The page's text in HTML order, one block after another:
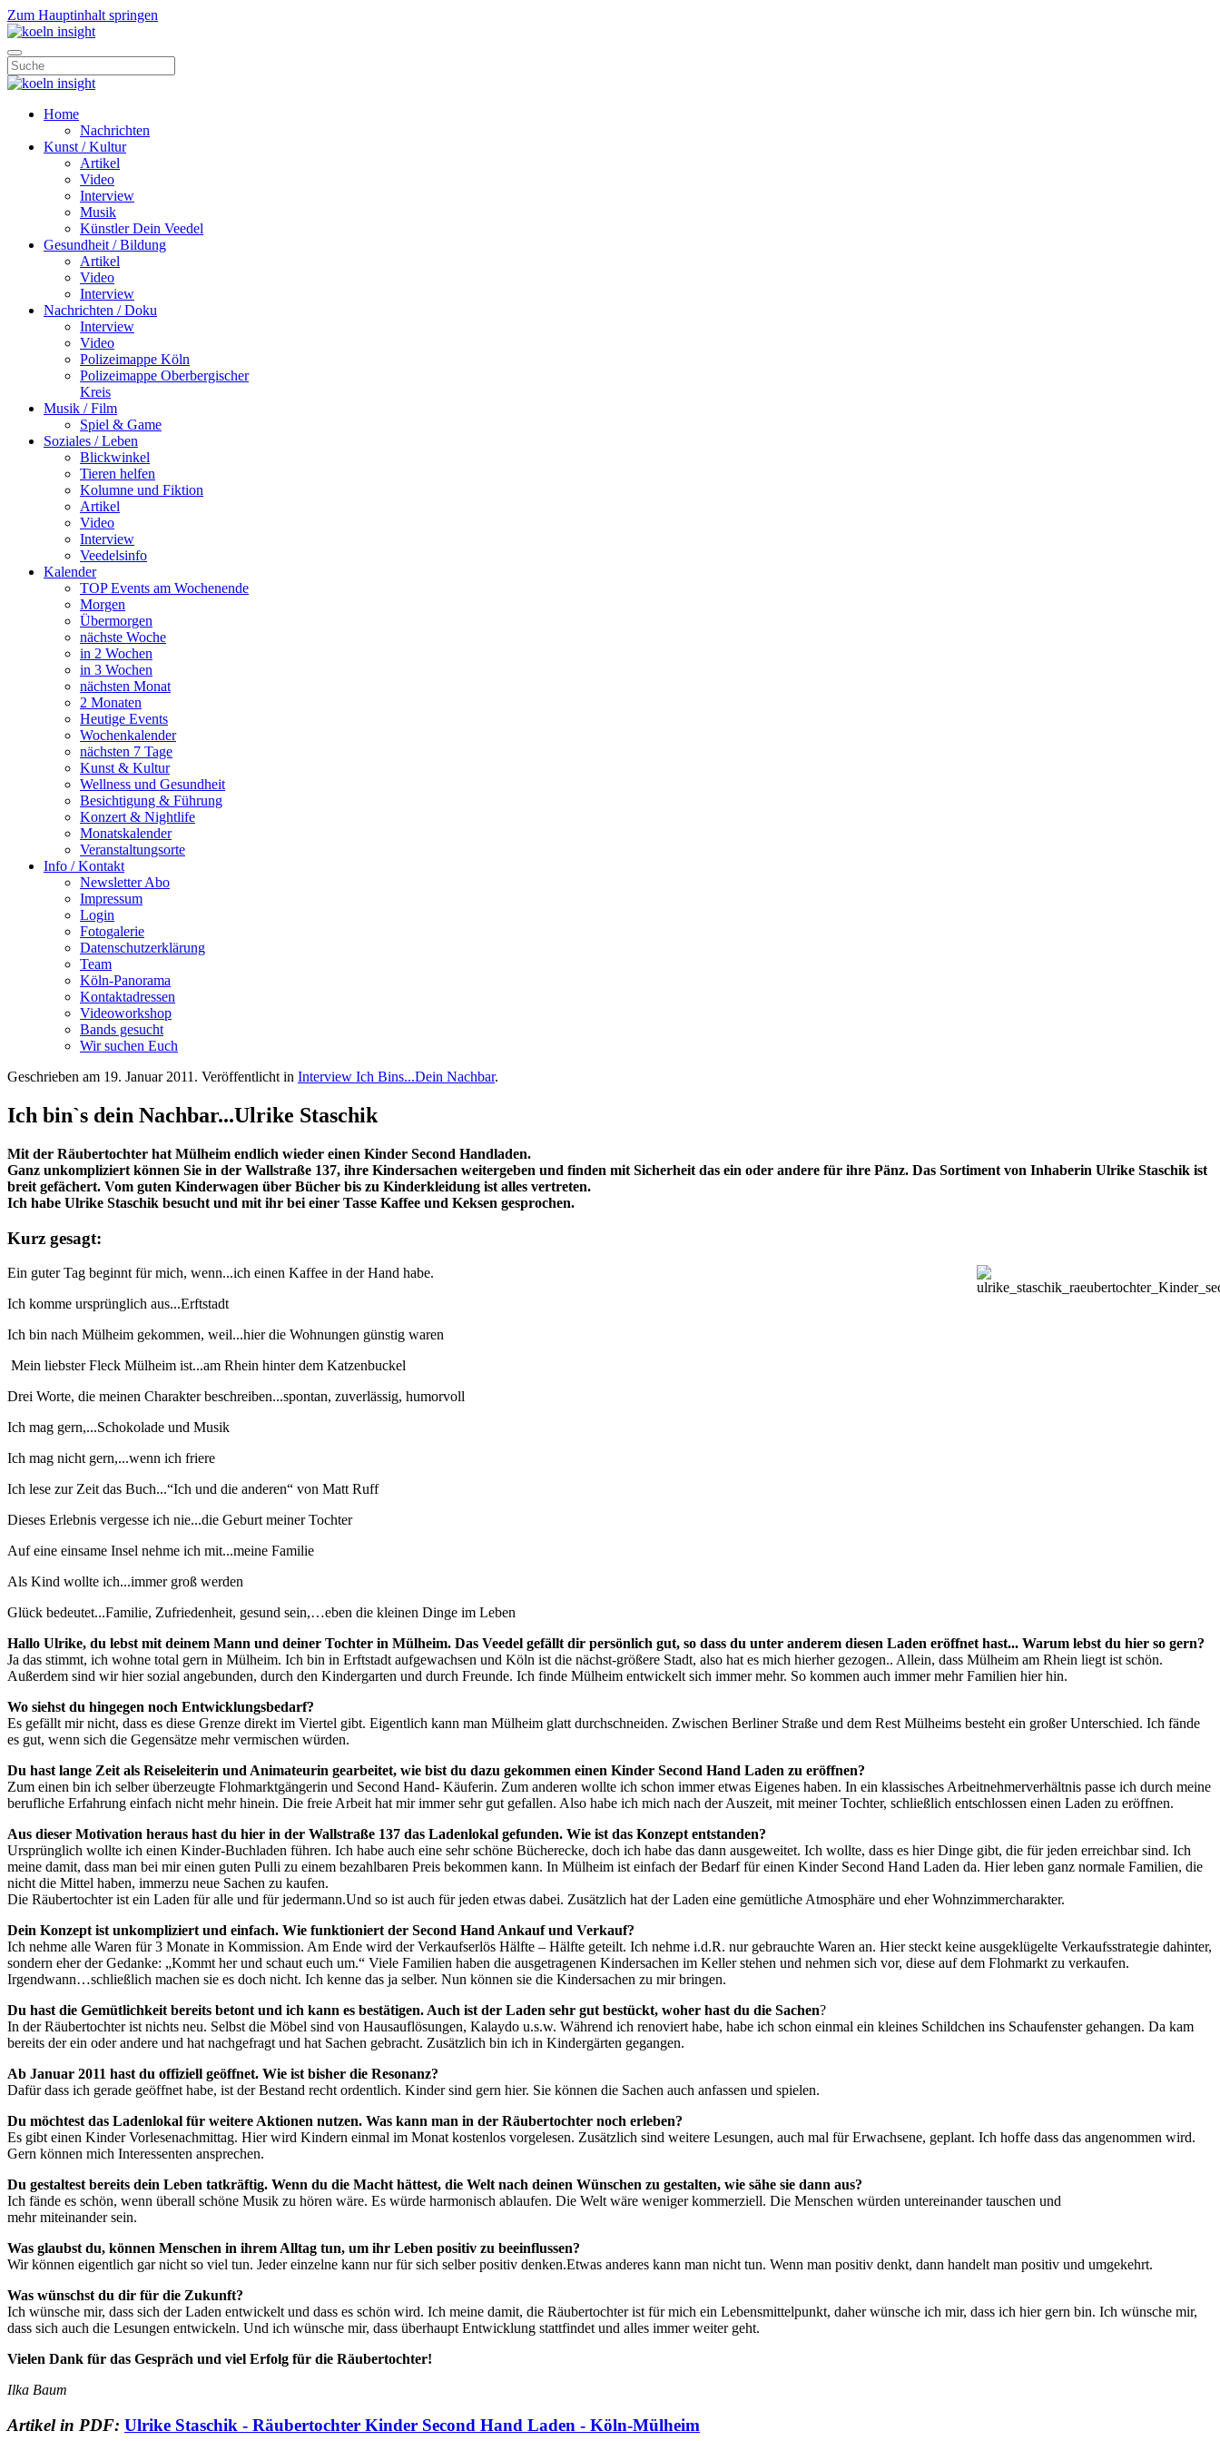
Zum Hauptinhalt springen
Home
Nachrichten
Kunst / Kultur
Artikel
Video
Interview
Musik
Künstler Dein Veedel
Gesundheit / Bildung
Artikel
Video
Interview
Nachrichten / Doku
Interview
Video
Polizeimappe Köln
Polizeimappe Oberbergischer
Kreis
Musik / Film
Spiel & Game
Soziales / Leben
Blickwinkel
Tieren helfen
Kolumne und Fiktion
Artikel
Video
Interview
Veedelsinfo
Kalender
TOP Events am Wochenende
Morgen
Übermorgen
nächste Woche
in 2 Wochen
in 3 Wochen
nächsten Monat
2 Monaten
Heutige Events
Wochenkalender
nächsten 7 Tage
Kunst & Kultur
Wellness und Gesundheit
Besichtigung & Führung
Konzert & Nightlife
Monatskalender
Veranstaltungsorte
Info / Kontakt
Newsletter Abo
Impressum
Login
Fotogalerie
Datenschutzerklärung
Team
Köln-Panorama
Kontaktadressen
Videoworkshop
Bands gesucht
Wir suchen Euch
Geschrieben am 19. Januar 2011 . Veröffentlicht in Interview Ich Bins...Dein Nachbar.
Ich bin`s dein Nachbar...Ulrike Staschik
Mit der Räubertochter hat Mülheim endlich wieder einen Kinder Second Handladen.
Ganz unkompliziert können Sie in der Wallstraße 137, ihre Kindersachen weitergeben und finden mit Sicherheit das ein oder andere für ihre Pänz. Das Sortiment von Inhaberin Ulrike Staschik ist
breit gefächert. Vom guten Kinderwagen über Bücher bis zu Kinderkleidung ist alles vertreten.
Ich habe Ulrike Staschik besucht und mit ihr bei einer Tasse Kaffee und Keksen gesprochen.
Kurz gesagt:
Ein guter Tag beginnt für mich, wenn...ich einen Kaffee in der Hand habe.
Ich komme ursprünglich aus...Erftstadt
Ich bin nach Mülheim gekommen, weil...hier die Wohnungen günstig waren
Mein liebster Fleck Mülheim ist...am Rhein hinter dem Katzenbuckel
Drei Worte, die meinen Charakter beschreiben...spontan, zuverlässig, humorvoll
Ich mag gern,...Schokolade und Musik
Ich mag nicht gern,...wenn ich friere
Ich lese zur Zeit das Buch...“Ich und die anderen“ von Matt Ruff
Dieses Erlebnis vergesse ich nie...die Geburt meiner Tochter
Auf eine einsame Insel nehme ich mit...meine Familie
Als Kind wollte ich...immer groß werden
Glück bedeutet...Familie, Zufriedenheit, gesund sein,…eben die kleinen Dinge im Leben
Hallo Ulrike, du lebst mit deinem Mann und deiner Tochter in Mülheim. Das Veedel gefällt dir persönlich gut, so dass du unter anderem diesen Laden eröffnet hast... Warum lebst du hier so gern?
Ja das stimmt, ich wohne total gern in Mülheim. Ich bin in Erftstadt aufgewachsen und Köln ist die nächst-größere Stadt, also hat es mich hierher gezogen.. Allein, dass Mülheim am Rhein liegt ist schön.
Außerdem sind wir hier sozial angebunden, durch den Kindergarten und durch Freunde. Ich finde Mülheim entwickelt sich immer mehr. So kommen auch immer mehr Familien hier hin.
Wo siehst du hingegen noch Entwicklungsbedarf?
Es gefällt mir nicht, dass es diese Grenze direkt im Viertel gibt. Eigentlich kann man Mülheim glatt durchschneiden. Zwischen Berliner Straße und dem Rest Mülheims besteht ein großer Unterschied. Ich fände
es gut, wenn sich die Gegensätze mehr vermischen würden.
Du hast lange Zeit als Reiseleiterin und Animateurin gearbeitet, wie bist du dazu gekommen einen Kinder Second Hand Laden zu eröffnen?
Zum einen bin ich selber überzeugte Flohmarktgängerin und Second Hand- Käuferin. Zum anderen wollte ich schon immer etwas Eigenes haben. In ein klassisches Arbeitnehmerverhältnis passe ich durch meine
berufliche Erfahrung einfach nicht mehr hinein. Die freie Arbeit hat mir immer sehr gut gefallen. Also habe ich mich nach der Auszeit, mit meiner Tochter, schließlich entschlossen einen Laden zu eröffnen.
Aus dieser Motivation heraus hast du hier in der Wallstraße 137 das Ladenlokal gefunden. Wie ist das Konzept entstanden?
Ursprünglich wollte ich einen Kinder-Buchladen führen. Ich habe auch eine sehr schöne Bücherecke, doch ich habe das dann ausgeweitet. Ich wollte, dass es hier Dinge gibt, die für jeden erreichbar sind. Ich
meine damit, dass man bei mir einen guten Pulli zu einem bezahlbaren Preis bekommen kann. In Mülheim ist einfach der Bedarf für einen Kinder Second Hand Laden da. Hier leben ganz normale Familien, die
nicht die Mittel haben, immerzu neue Sachen zu kaufen.
Die Räubertochter ist ein Laden für alle und für jedermann.Und so ist auch für jeden etwas dabei. Zusätzlich hat der Laden eine gemütliche Atmosphäre und eher Wohnzimmercharakter.
Dein Konzept ist unkompliziert und einfach. Wie funktioniert der Second Hand Ankauf und Verkauf?
Ich nehme alle Waren für 3 Monate in Kommission. Am Ende wird der Verkaufserlös Hälfte – Hälfte geteilt. Ich nehme i.d.R. nur gebrauchte Waren an. Hier steckt keine ausgeklügelte Verkaufsstrategie dahinter,
sondern eher der Gedanke: „Kommt her und schaut euch um.“ Viele Familien haben die ausgetragenen Kindersachen im Keller stehen und nehmen sich vor, diese auf dem Flohmarkt zu verkaufen.
Irgendwann…schließlich machen sie es doch nicht. Ich kenne das ja selber. Nun können sie die Kindersachen zu mir bringen.
Du hast die Gemütlichkeit bereits betont und ich kann es bestätigen. Auch ist der Laden sehr gut bestückt, woher hast du die Sachen?
In der Räubertochter ist nichts neu. Selbst die Möbel sind von Hausauflösungen, Kalaydo u.s.w. Während ich renoviert habe, habe ich schon einmal ein kleines Schildchen ins Schaufenster gehangen. Da kam
bereits der ein oder andere und hat nachgefragt und hat Sachen gebracht. Zusätzlich bin ich in Kindergärten gegangen.
Ab Januar 2011 hast du offiziell geöffnet. Wie ist bisher die Resonanz?
Dafür dass ich gerade geöffnet habe, ist der Bestand recht ordentlich. Kinder sind gern hier. Sie können die Sachen auch anfassen und spielen.
Du möchtest das Ladenlokal für weitere Aktionen nutzen. Was kann man in der Räubertochter noch erleben?
Es gibt einen Kinder Vorlesenachmittag. Hier wird Kindern einmal im Monat kostenlos vorgelesen. Zusätzlich sind weitere Lesungen, auch mal für Erwachsene, geplant. Ich hoffe dass das angenommen wird.
Gern können mich Interessenten ansprechen.
Du gestaltest bereits dein Leben tatkräftig. Wenn du die Macht hättest, die Welt nach deinen Wünschen zu gestalten, wie sähe sie dann aus?
Ich fände es schön, wenn überall schöne Musik zu hören wäre. Es würde harmonisch ablaufen. Die Welt wäre weniger kommerziell. Die Menschen würden untereinander tauschen und
mehr miteinander sein.
Was glaubst du, können Menschen in ihrem Alltag tun, um ihr Leben positiv zu beeinflussen?
Wir können eigentlich gar nicht so viel tun. Jeder einzelne kann nur für sich selber positiv denken.Etwas anderes kann man nicht tun. Wenn man positiv denkt, dann handelt man positiv und umgekehrt.
Was wünschst du dir für die Zukunft?
Ich wünsche mir, dass sich der Laden entwickelt und dass es schön wird. Ich meine damit, die Räubertochter ist für mich ein Lebensmittelpunkt, daher wünsche ich mir, dass ich hier gern bin. Ich wünsche mir,
dass sich auch die Lesungen entwickeln. Und ich wünsche mir, dass überhaupt Entwicklung stattfindet und alles immer weiter geht.
Vielen Dank für das Gespräch und viel Erfolg für die Räubertochter!
Ilka Baum
Artikel in PDF: Ulrike Staschik - Räubertochter Kinder Second Hand Laden - Köln-Mülheim